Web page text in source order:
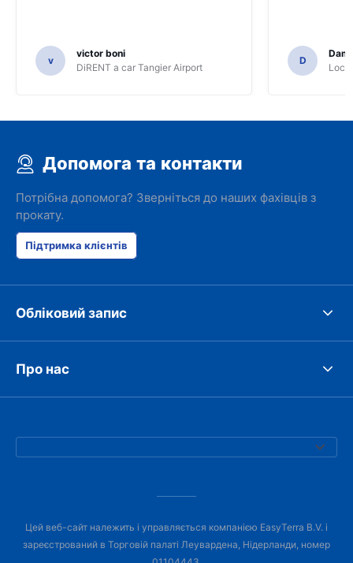
v
victor boni
DiRENT a car Tangier Airport
D
Допомога та контакти
Потрібна допомога? Зверніться до наших фахівців з
прокату.
Підтримка клієнтів
Обліковий запис
Про нас
Цей веб-сайт належить і управляється компанією EasyTerra B.V. і
зареєстрований в Торговій палаті Леувардена, Нідерланди, номер